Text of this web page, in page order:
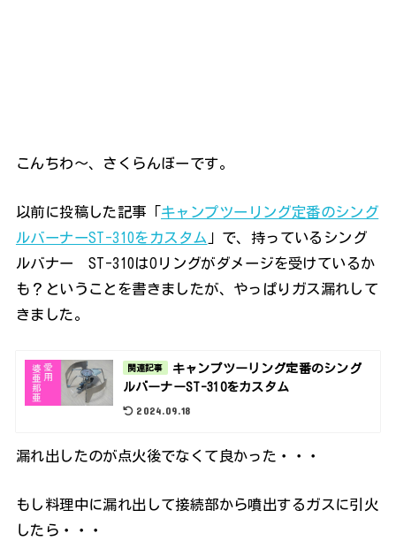
こんちわ～、さくらんぼーです。
以前に投稿した記事「キャンプツーリング定番のシング
ルバーナーST-310をカスタム 」で、持っているシング
ルバナー ST-310はOリングがダメージを受けているか
も？ということを書きましたが、やっぱりガス漏れして
きました。
関連記事
キャンプツーリング定番のシング
ルバーナーST-310をカスタム
2024.09.18
漏れ出したのが点火後でなくて良かった・・・
もし料理中に漏れ出して接続部から噴出するガスに引火
したら・・・